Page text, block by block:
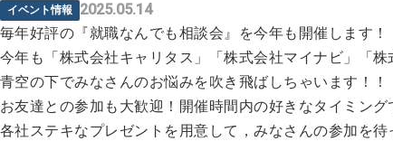
イベント情報 2025.05.14
毎年好評の『就職なんでも相談会』を今年も開催します！
今年も「株式会社キャリタス」「株式会社マイナビ」「株
青空の下でみなさんのお悩みを吹き飛ばしちゃいます！！
お友達との参加も大歓迎！開催時間内の好きなタイミング
各社ステキなプレゼントを用意して，みなさんの参加を待